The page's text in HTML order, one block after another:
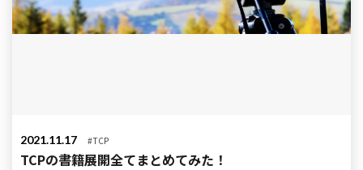
2021.11.17 #TCP
TCPの書籍展開全てまとめてみた！